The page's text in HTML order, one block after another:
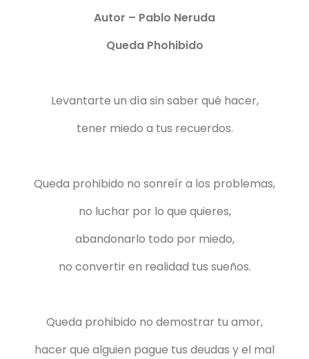
Autor – Pablo Neruda
Queda Phohibido
Levantarte un día sin saber qué hacer,
tener miedo a tus recuerdos.
Queda prohibido no sonreír a los problemas,
no luchar por lo que quieres,
abandonarlo todo por miedo,
no convertir en realidad tus sueños.
Queda prohibido no demostrar tu amor,
hacer que alguien pague tus deudas y el mal